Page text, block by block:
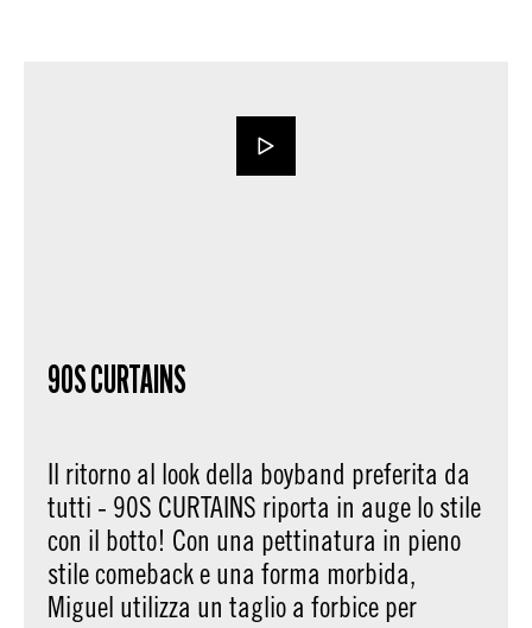
90S CURTAINS
Il ritorno al look della boyband preferita da
tutti - 90S CURTAINS riporta in auge lo stile
con il botto! Con una pettinatura in pieno
stile comeback e una forma morbida,
Miguel utilizza un taglio a forbice per